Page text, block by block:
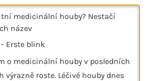
medicinální houby? Nestačí
název
- Erste blink
o medicinální houby v posledních
výrazně roste. Léčivé houby dnes